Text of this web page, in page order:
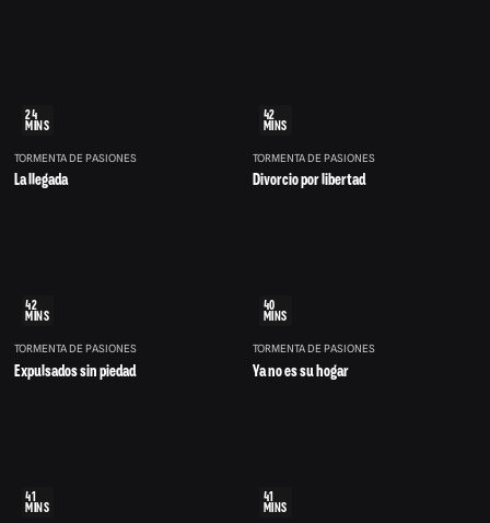
24
MINS
TORMENTA DE PASIONES
La llegada
42
MINS
TORMENTA DE PASIONES
Divorcio por libertad
42
MINS
TORMENTA DE PASIONES
Expulsados sin piedad
40
MINS
TORMENTA DE PASIONES
Ya no es su hogar
41
MINS
41
MINS